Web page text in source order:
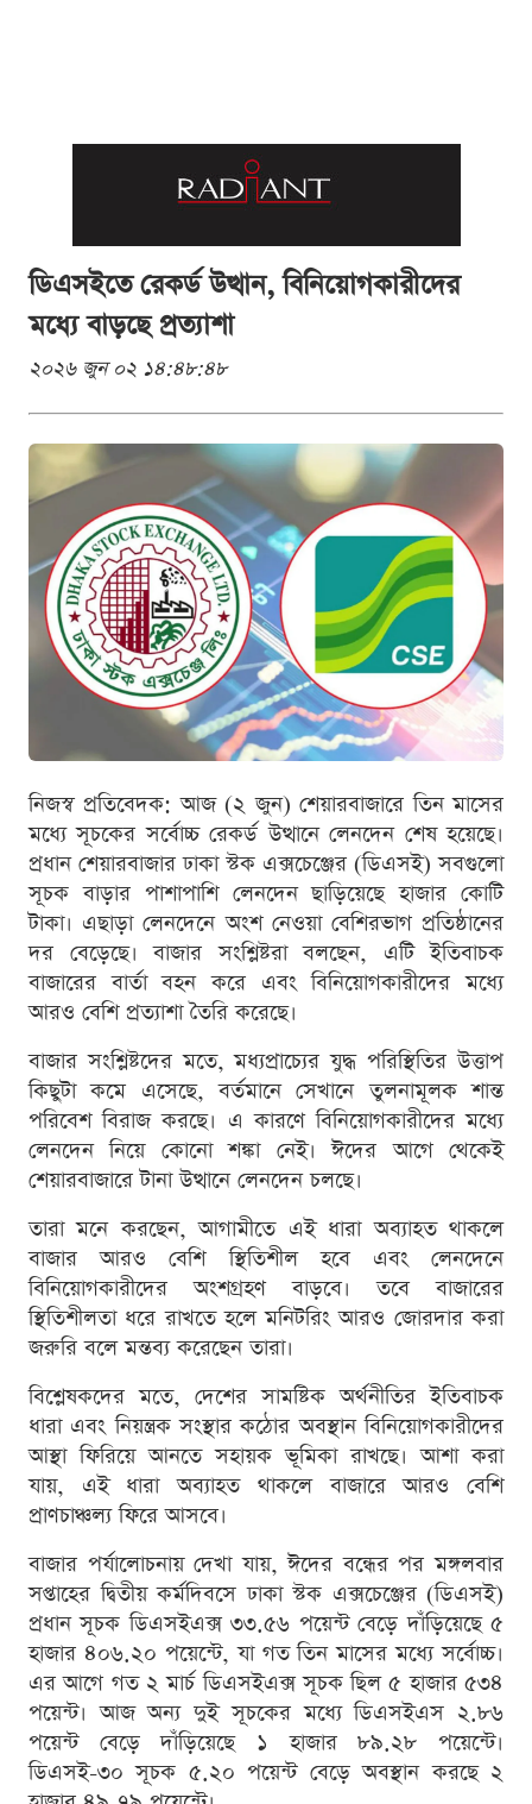
ডিএসইতে রেকর্ড উত্থান, বিনিয়োগকারীদের
মধ্যে বাড়ছে প্রত্যাশা
২০২৬ জুন ০২ ১৪:৪৮:৪৮
নিজস্ব প্রতিবেদক: আজ (২ জুন) শেয়ারবাজারে তিন মাসের
মধ্যে সূচকের সর্বোচ্চ রেকর্ড উত্থানে লেনদেন শেষ হয়েছে।
প্রধান শেয়ারবাজার ঢাকা স্টক এক্সচেঞ্জের (ডিএসই) সবগুলো
সূচক বাড়ার পাশাপাশি লেনদেন ছাড়িয়েছে হাজার কোটি
টাকা। এছাড়া লেনদেনে অংশ নেওয়া বেশিরভাগ প্রতিষ্ঠানের
দর বেড়েছে। বাজার সংশ্লিষ্টরা বলছেন, এটি ইতিবাচক
বাজারের বার্তা বহন করে এবং বিনিয়োগকারীদের মধ্যে
আরও বেশি প্রত্যাশা তৈরি করেছে।
বাজার সংশ্লিষ্টদের মতে, মধ্যপ্রাচ্যের যুদ্ধ পরিস্থিতির উত্তাপ
কিছুটা কমে এসেছে, বর্তমানে সেখানে তুলনামূলক শান্ত
পরিবেশ বিরাজ করছে। এ কারণে বিনিয়োগকারীদের মধ্যে
লেনদেন নিয়ে কোনো শঙ্কা নেই। ঈদের আগে থেকেই
শেয়ারবাজারে টানা উত্থানে লেনদেন চলছে।
তারা মনে করছেন, আগামীতে এই ধারা অব্যাহত থাকলে
বাজার আরও বেশি স্থিতিশীল হবে এবং লেনদেনে
বিনিয়োগকারীদের অংশগ্রহণ বাড়বে। তবে বাজারের
স্থিতিশীলতা ধরে রাখতে হলে মনিটরিং আরও জোরদার করা
জরুরি বলে মন্তব্য করেছেন তারা।
বিশ্লেষকদের মতে, দেশের সামষ্টিক অর্থনীতির ইতিবাচক
ধারা এবং নিয়ন্ত্রক সংস্থার কঠোর অবস্থান বিনিয়োগকারীদের
আস্থা ফিরিয়ে আনতে সহায়ক ভূমিকা রাখছে। আশা করা
যায়, এই ধারা অব্যাহত থাকলে বাজারে আরও বেশি
প্রাণচাঞ্চল্য ফিরে আসবে।
বাজার পর্যালোচনায় দেখা যায়, ঈদের বন্ধের পর মঙ্গলবার
সপ্তাহের দ্বিতীয় কর্মদিবসে ঢাকা স্টক এক্সচেঞ্জের (ডিএসই)
প্রধান সূচক ডিএসইএক্স ৩৩.৫৬ পয়েন্ট বেড়ে দাঁড়িয়েছে ৫
হাজার ৪০৬.২০ পয়েন্টে, যা গত তিন মাসের মধ্যে সর্বোচ্চ।
এর আগে গত ২ মার্চ ডিএসইএক্স সূচক ছিল ৫ হাজার ৫৩৪
পয়েন্ট। আজ অন্য দুই সূচকের মধ্যে ডিএসইএস ২.৮৬
পয়েন্ট বেড়ে দাঁড়িয়েছে ১ হাজার ৮৯.২৮ পয়েন্টে।
ডিএসই-৩০ সূচক ৫.২০ পয়েন্ট বেড়ে অবস্থান করছে ২